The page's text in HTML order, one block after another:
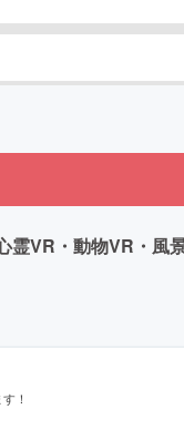
VR・動物VR・風
！